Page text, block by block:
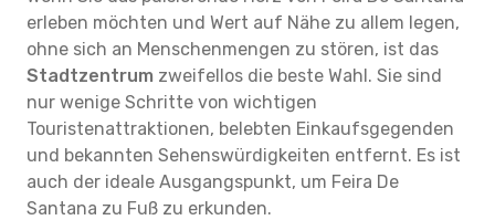
erleben möchten und Wert auf Nähe zu allem legen,
ohne sich an Menschenmengen zu stören, ist das
Stadtzentrum zweifellos die beste Wahl. Sie sind
nur wenige Schritte von wichtigen
Touristenattraktionen, belebten Einkaufsgegenden
und bekannten Sehenswürdigkeiten entfernt. Es ist
auch der ideale Ausgangspunkt, um Feira De
Santana zu Fuß zu erkunden.